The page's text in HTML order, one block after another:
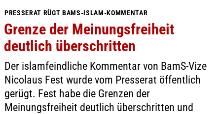
PRESSERAT RÜGT BAMS-ISLAM-KOMMENTAR
Grenze der Meinungsfreiheit
deutlich überschritten
Der islamfeindliche Kommentar von BamS-Vize
Nicolaus Fest wurde vom Presserat öffentlich
gerügt. Fest habe die Grenzen der
Meinungsfreiheit deutlich überschritten und